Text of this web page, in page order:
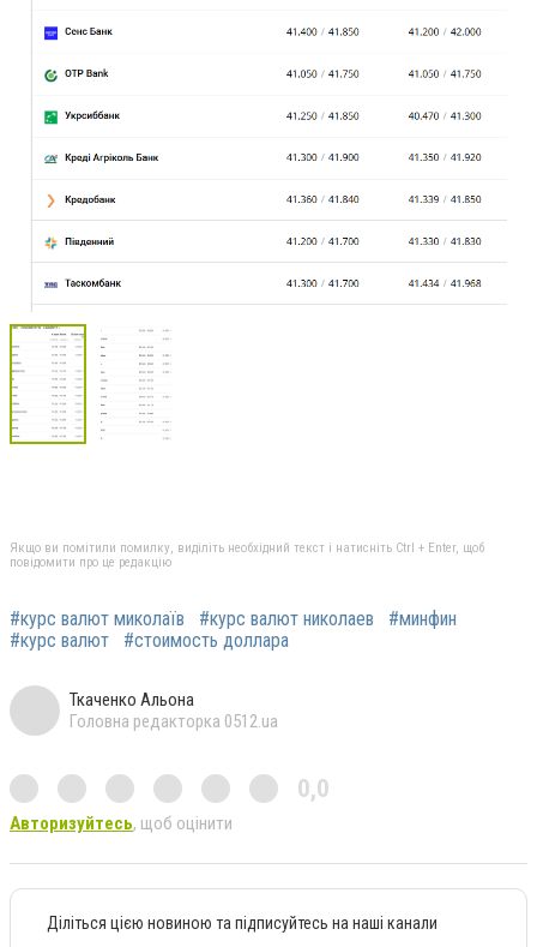
Якщо ви помітили помилку, виділіть необхідний текст і натисніть Ctrl + Enter, щоб
повідомити про це редакцію
#курс валют миколаїв #курс валют николаев
#минфин
#курс валют
#стоимость доллара
Ткаченко Альона
Головна редакторка 0512.ua
0,0
Авторизуйтесь, щоб оцінити
Діліться цією новиною та підписуйтесь на наші канали